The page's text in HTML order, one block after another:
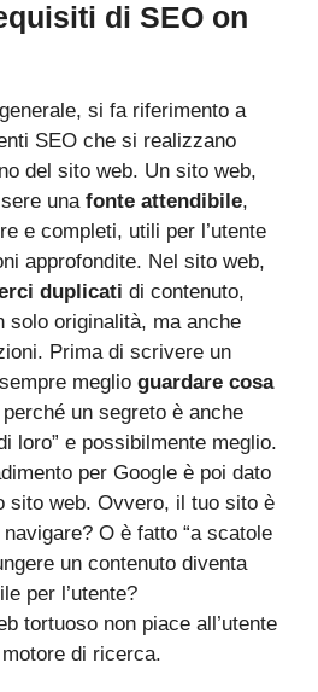
di SEO on
si fa riferimento a
SEO che si realizzano
del sito web. Un sito web,
una fonte attendibile,
e completi, utili per l’utente
approfondite. Nel sito web,
duplicati di contenuto,
solo originalità, ma anche
Prima di scrivere un
meglio guardare cosa
perché un segreto è anche
loro” e possibilmente meglio.
per Google è poi dato
sito web. Ovvero, il tuo sito è
O è fatto “a scatole
un contenuto diventa
per l’utente?
tortuoso non piace all’utente
di ricerca.